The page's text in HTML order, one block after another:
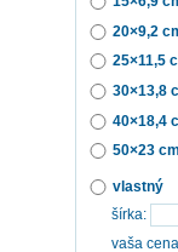
20×9,2
25×11,5
30×13,8
40×18,4
50×23 cm
vlastný
šírka:
vaša